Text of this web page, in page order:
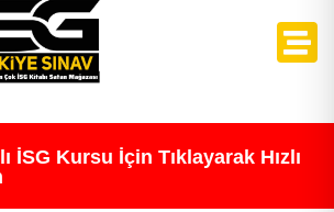
İSG Kursu İçin Tıklayarak Hızlı